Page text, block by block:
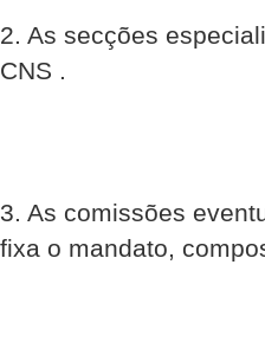
2. As secções
CNS .
3. As comissões
fixa o mandato,